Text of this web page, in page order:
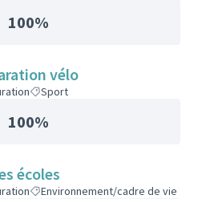
100%
vélo
Sport
100%
écoles
Environnement/cadre de vie